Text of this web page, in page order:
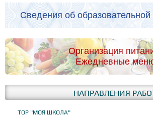
Сведения об образовательной
Организация
Ежедневные
НАПРАВЛЕНИЯ
ТОР "МОЯ ШКОЛА"